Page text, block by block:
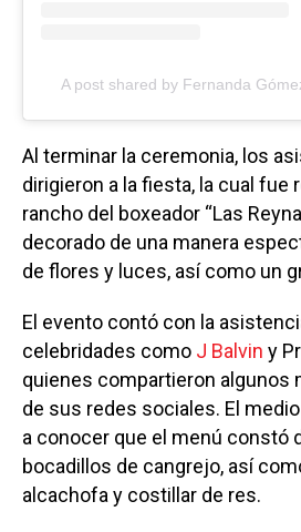
A post shared by Fernanda
Al terminar la ceremonia, los
dirigieron a la fiesta, la cual fue
rancho del boxeador “Las
decorado de una manera
de flores y luces, así como un
El evento contó con la
celebridades como J Balvin y
quienes compartieron algunos
de sus redes sociales. El medio
a conocer que el menú constó
bocadillos de cangrejo, así
alcachofa y costillar de res.